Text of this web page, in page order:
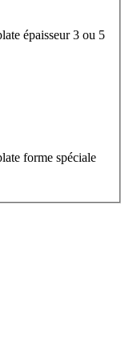
forme spéciale